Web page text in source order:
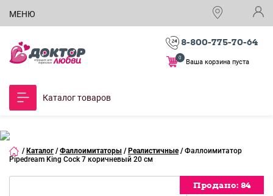
МЕНЮ
8-800-775-70-64
Ваша корзина пуста
0
Каталог товаров
/ Каталог / Фаллоимитаторы / Реалистичные / Фаллоимитатор
Pipedream King Cock 7 коричневый 20 см
Продано: 84
Продано: 84
Продано: 84
Продано: 84